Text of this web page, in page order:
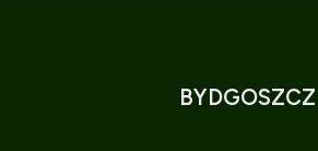
BYDGOSZCZ